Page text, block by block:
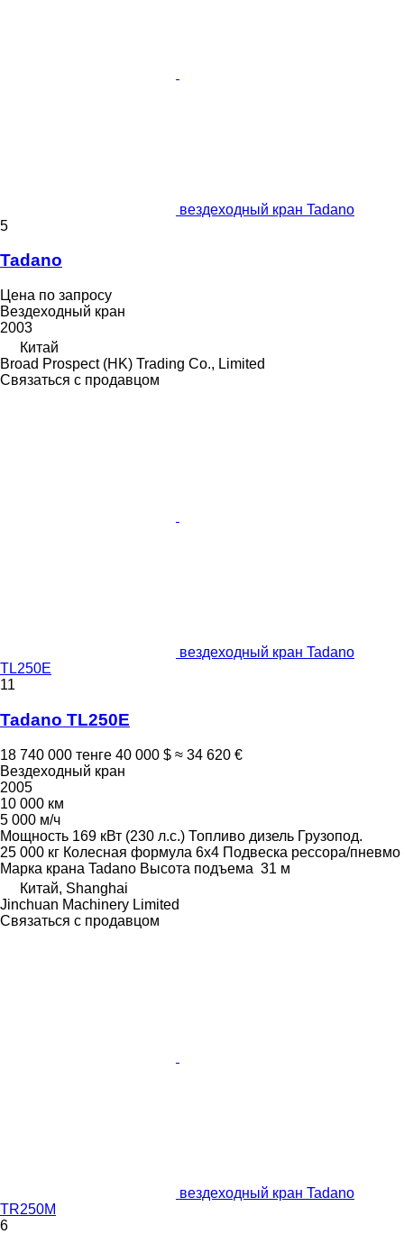
вездеходный кран Tadano
5
Tadano
Цена по запросу
Вездеходный кран
2003
Китай
Broad Prospect (HK) Trading Co., Limited
Связаться с продавцом
вездеходный кран Tadano
TL250E
11
Tadano TL250E
18 740 000 тенге 40 000 $ ≈ 34 620 €
Вездеходный кран
2005
10 000 км
5 000 м/ч
Мощность 169 кВт (230 л.с.) Топливо дизель Грузопод.
25 000 кг Колесная формула 6x4 Подвеска рессора/пневмо
Марка крана Tadano Высота подъема 31 м
Китай, Shanghai
Jinchuan Machinery Limited
Связаться с продавцом
вездеходный кран Tadano
TR250M
6